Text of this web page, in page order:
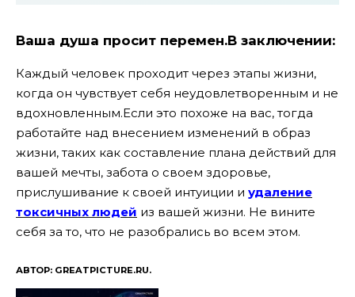
Ваша душа просит перемен.В заключении:
Каждый человек проходит через этапы жизни,
когда он чувствует себя неудовлетворенным и не
вдохновленным.Если это похоже на вас, тогда
работайте над внесением изменений в образ
жизни, таких как составление плана действий для
вашей мечты, забота о своем здоровье,
прислушивание к своей интуиции и удаление
токсичных людей из вашей жизни. Не вините
себя за то, что не разобрались во всем этом.
АВТОР: GREATPICTURE.RU.